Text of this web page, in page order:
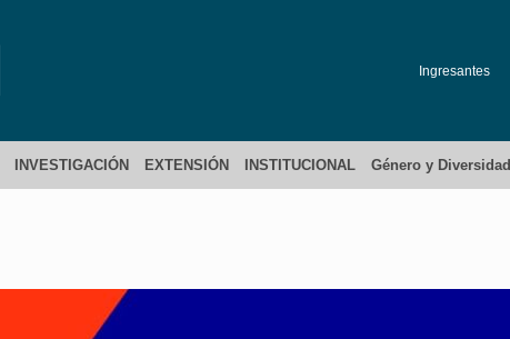
Ingresantes
INVESTIGACIÓN EXTENSIÓN INSTITUCIONAL Género y Diversidad